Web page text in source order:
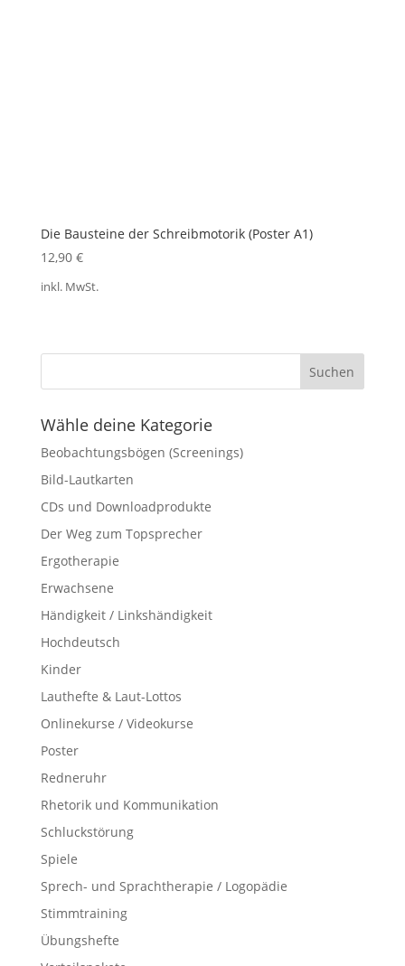
Die Bausteine der Schreibmotorik (Poster A1)
12,90 €
inkl. MwSt.
Wähle deine Kategorie
Beobachtungsbögen (Screenings)
Bild-Lautkarten
CDs und Downloadprodukte
Der Weg zum Topsprecher
Ergotherapie
Erwachsene
Händigkeit / Linkshändigkeit
Hochdeutsch
Kinder
Lauthefte & Laut-Lottos
Onlinekurse / Videokurse
Poster
Redneruhr
Rhetorik und Kommunikation
Schluckstörung
Spiele
Sprech- und Sprachtherapie / Logopädie
Stimmtraining
Übungshefte